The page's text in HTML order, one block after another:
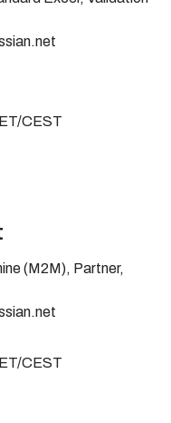
CEST
(M2M), Partner,
CEST